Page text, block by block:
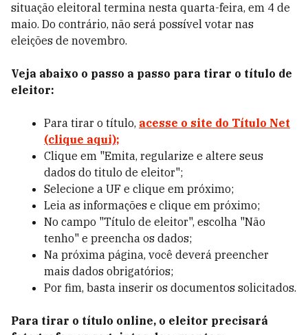
situação eleitoral termina nesta quarta-feira, em 4 de
maio. Do contrário, não será possível votar nas
eleições de novembro.
Veja abaixo o passo a passo para tirar o título de
eleitor:
Para tirar o título, acesse o site do Título Net
(clique aqui);
Clique em "Emita, regularize e altere seus
dados do titulo de eleitor";
Selecione a UF e clique em próximo;
Leia as informações e clique em próximo;
No campo "Título de eleitor", escolha "Não
tenho" e preencha os dados;
Na próxima página, você deverá preencher
mais dados obrigatórios;
Por fim, basta inserir os documentos solicitados.
Para tirar o título online, o eleitor precisará